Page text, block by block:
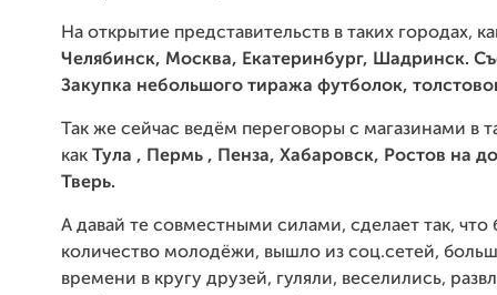
На открытие представительств в таких городах,
Челябинск, Москва, Екатеринбург, Шадринск.
Закупка небольшого тиража футболок,
Так же сейчас ведём переговоры с магазинами в
как Тула , Пермь , Пенза, Хабаровск, Ростов на
Тверь.
А давай те совместными силами, сделает так,
количество молодёжи, вышло из соц.сетей,
времени в кругу друзей, гуляли, веселились,